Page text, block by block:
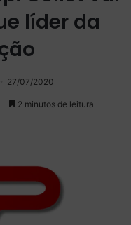
líder da
27/07/2020
2 minutos de leitura